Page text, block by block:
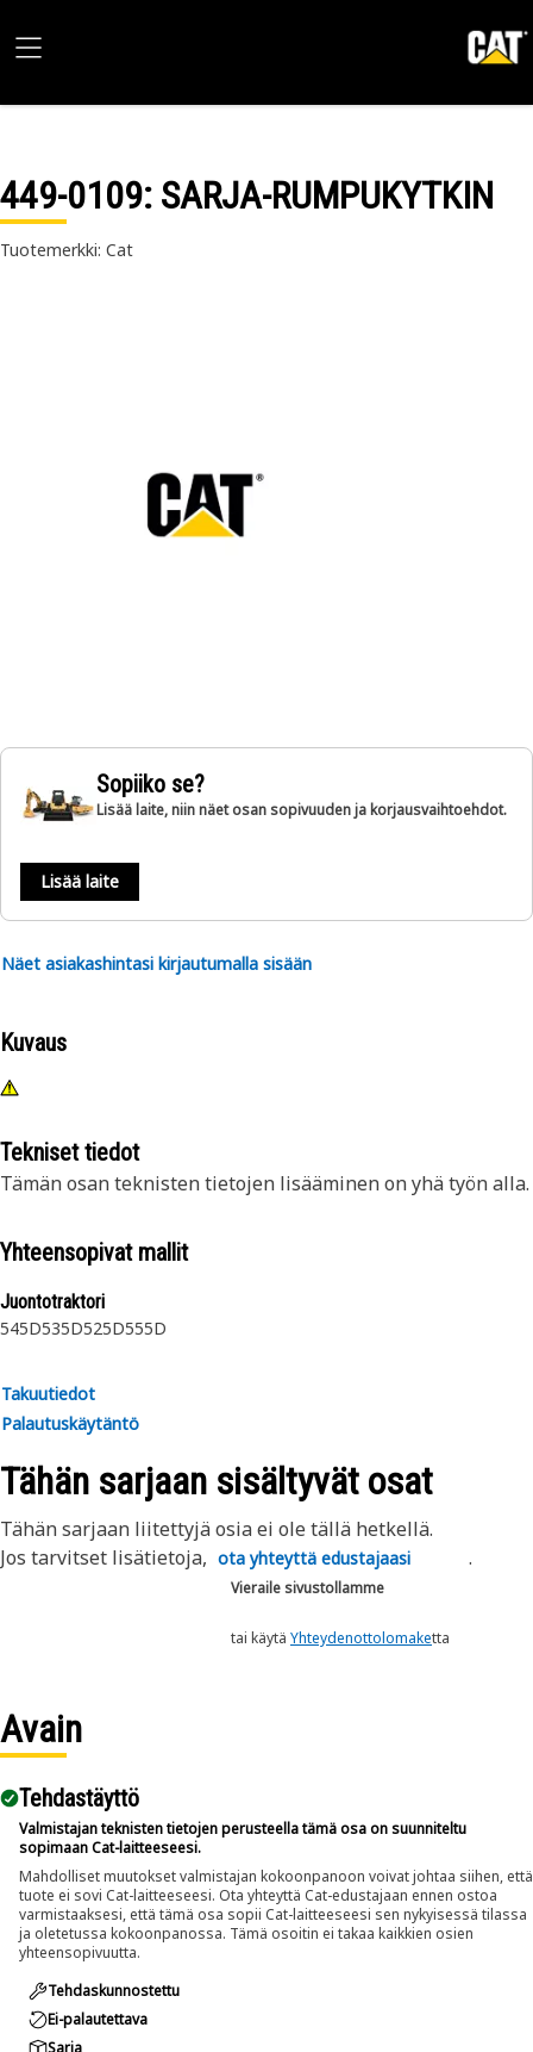
449-0109: SARJA-RUMPUKYTKIN
Tuotemerkki: Cat
Sopiiko se?
Lisää laite, niin näet osan sopivuuden ja korjausvaihtoehdot.
Lisää laite
Näet asiakashintasi kirjautumalla sisään
Kuvaus
Tekniset tiedot
Tämän osan teknisten tietojen lisääminen on yhä työn alla.
Yhteensopivat mallit
Juontotraktori
545D535D525D555D
Takuutiedot
Palautuskäytäntö
Tähän sarjaan sisältyvät osat
Tähän sarjaan liitettyjä osia ei ole tällä hetkellä.
Jos tarvitset lisätietoja, ota yhteyttä edustajaasi
Vieraile sivustollamme
tai käytä Yhteydenottolomaketta
.
Avain
Tehdastäyttö
Valmistajan teknisten tietojen perusteella tämä osa on suunniteltu
sopimaan Cat-laitteeseesi.
Mahdolliset muutokset valmistajan kokoonpanoon voivat johtaa siihen, että
tuote ei sovi Cat-laitteeseesi. Ota yhteyttä Cat-edustajaan ennen ostoa
varmistaaksesi, että tämä osa sopii Cat-laitteeseesi sen nykyisessä tilassa
ja oletetussa kokoonpanossa. Tämä osoitin ei takaa kaikkien osien
yhteensopivuutta.
Tehdaskunnostettu
Ei-palautettava
Sarja